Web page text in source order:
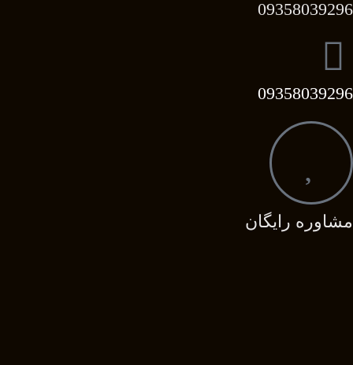
09358039296
09358039296
مشاوره رایگان